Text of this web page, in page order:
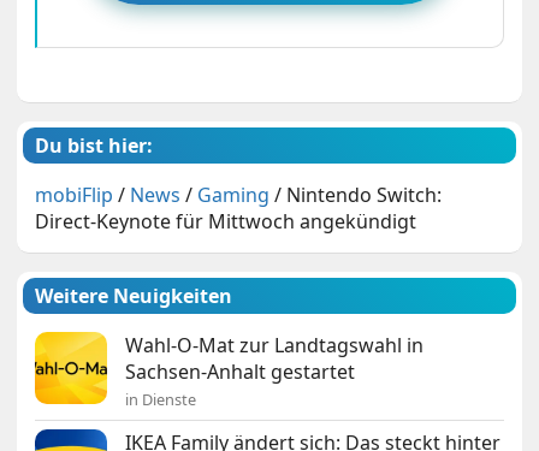
Du bist hier:
mobiFlip / News / Gaming / Nintendo Switch:
Direct-Keynote für Mittwoch angekündigt
Weitere Neuigkeiten
Wahl-O-Mat zur Landtagswahl in
Sachsen-Anhalt gestartet
in Dienste
IKEA Family ändert sich: Das steckt hinter